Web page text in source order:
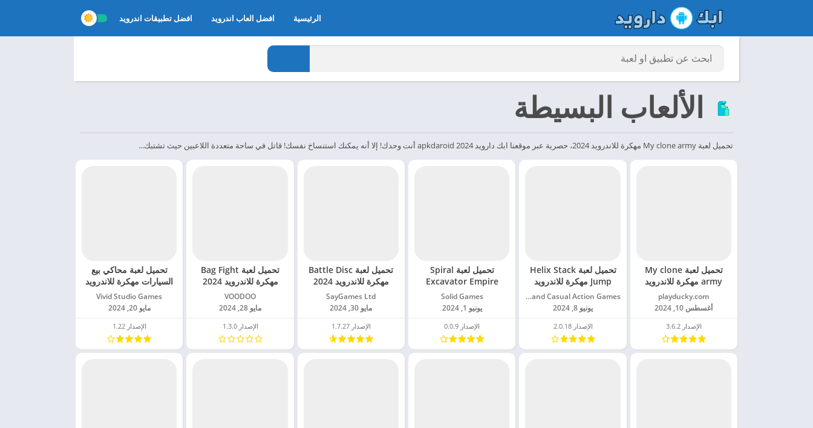
الرئيسية افضل العاب اندرويد افضل تطبيقات اندرويد
الألعاب البسيطة
تحميل لعبة My clone army مهكرة للاندرويد 2024، حصرية عبر موقعنا ابك دارويد 2024 apkdaroid أنت وحدك! إلا أنه يمكنك استنساخ نفسك! قاتل في ساحة متعددة اللاعبين حيث تشتبك...
تحميل لعبة My clone
army مهكرة للاندرويد
2024
playducky.com‏
أغسطس 10, 2024
الإصدار 3.6.2
تحميل لعبة Helix Stack
Jump مهكرة للاندرويد
2024
Kooapps Games | Fun Arcade and Casual Action Games‏
يونيو 8, 2024
الإصدار 2.0.18
تحميل لعبة Spiral
Excavator Empire
مهكرة للاندرويد 2024
Solid Games‏
يونيو 1, 2024
الإصدار 0.0.9
تحميل لعبة Battle Disc
مهكرة للاندرويد 2024
SayGames Ltd‏
مايو 30, 2024
الإصدار 1.7.27
تحميل لعبة Bag Fight
مهكرة للاندرويد 2024
VOODOO‏
مايو 28, 2024
الإصدار 1.3.0
تحميل لعبة محاكي بيع
السيارات مهكرة للاندرويد
2024
Vivid Studio Games‏
مايو 20, 2024
الإصدار 1.22